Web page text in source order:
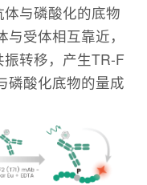
与磷酸化的底物
受体相互靠近，
转移，产生TR-F
磷酸化底物的量成